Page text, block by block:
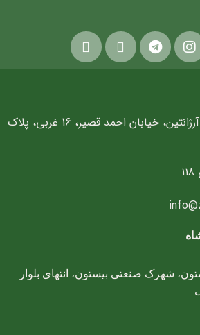
ایران، تهران، میدان آرژانتین، خیابان احمد قصیر، 16 غربی، پلاک
جاده بیستون، شهرک صنعتی بیستون، انتهای بلوار